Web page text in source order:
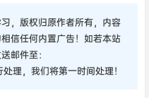
，版权归原作者所有，内容
信任何内置广告！如若本站
邮件至：
理，我们将第一时间处理！